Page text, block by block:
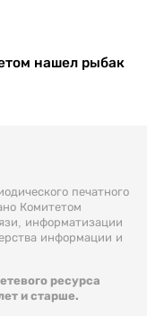
нашел рыбак
печатного
Комитетом
информатизации
информации и
ресурса
и старше.